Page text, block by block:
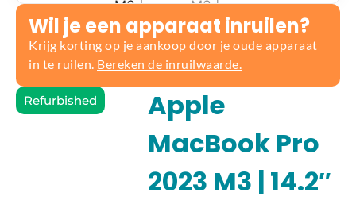
Wil je een apparaat inruilen?
Krijg korting op je aankoop door je oude apparaat
in te ruilen. Bereken de inruilwaarde.
Refurbished
Apple
MacBook Pro
2023 M3 | 14.2″